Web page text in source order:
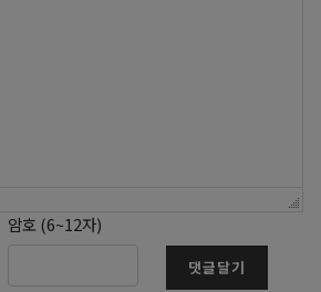
암호 (6~12자)
댓글달기